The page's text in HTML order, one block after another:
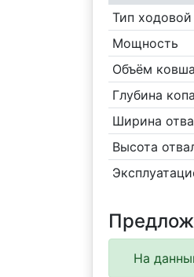
Тип ходовой
Мощность
Объём ковша
Глубина
Ширина
Высота
На